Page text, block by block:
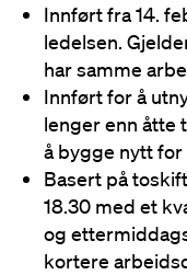
Innført fra 14.
ledelsen.
har samme
Innført for å
lenger enn åtte
å bygge nytt
Basert på
18.30 med et
og
kortere